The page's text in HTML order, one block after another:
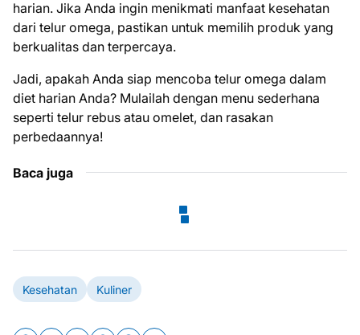
harian. Jika Anda ingin menikmati manfaat kesehatan
dari telur omega, pastikan untuk memilih produk yang
berkualitas dan terpercaya.
Jadi, apakah Anda siap mencoba telur omega dalam
diet harian Anda? Mulailah dengan menu sederhana
seperti telur rebus atau omelet, dan rasakan
perbedaannya!
Baca juga
Kesehatan Kuliner